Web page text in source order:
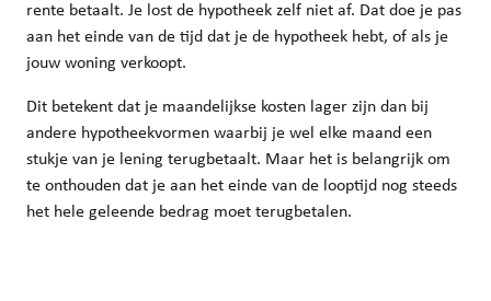
rente betaalt. Je lost de hypotheek zelf niet af. Dat doe je pas
aan het einde van de tijd dat je de hypotheek hebt, of als je
jouw woning verkoopt.
Dit betekent dat je maandelijkse kosten lager zijn dan bij
andere hypotheekvormen waarbij je wel elke maand een
stukje van je lening terugbetaalt. Maar het is belangrijk om
te onthouden dat je aan het einde van de looptijd nog steeds
het hele geleende bedrag moet terugbetalen.